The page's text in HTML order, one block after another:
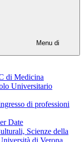
Menu di
di Medicina
Universitario
di professioni
Date
Scienze della